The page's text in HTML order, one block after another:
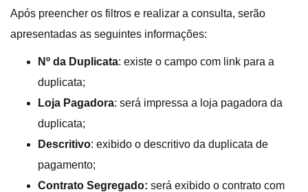
Após preencher os filtros e realizar a consulta, serão
apresentadas as seguintes informações:
Nº da Duplicata: existe o campo com link para a
duplicata;
Loja Pagadora: será impressa a loja pagadora da
duplicata;
Descritivo: exibido o descritivo da duplicata de
pagamento;
Contrato Segregado: será exibido o contrato com